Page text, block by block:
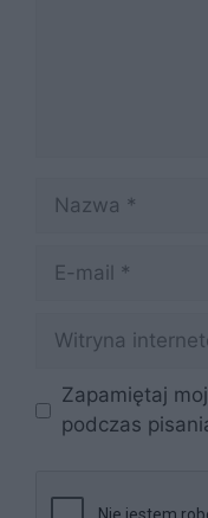
internetowa
Zapamiętaj
podczas